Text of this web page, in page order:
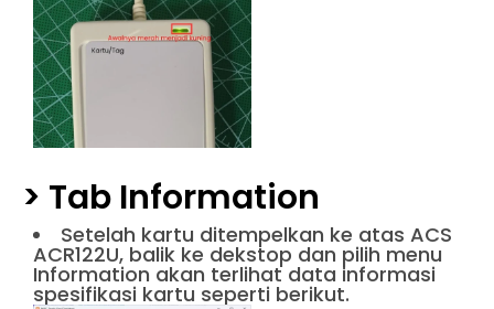
> Tab Information
Setelah kartu ditempelkan ke atas ACS
ACR122U, balik ke dekstop dan pilih menu
Information akan terlihat data informasi
spesifikasi kartu seperti berikut.